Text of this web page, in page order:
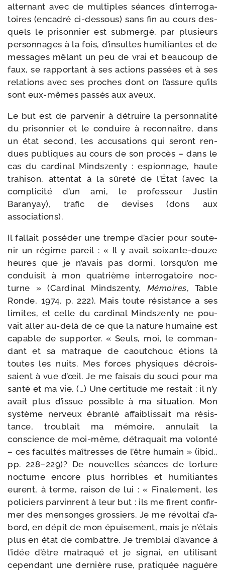
alter­nant avec de mul­tiples séances d’in­ter­ro­ga­
toires (enca­dré ci-​dessous) sans fin au cours des­
quels le pri­son­nier est sub­mer­gé, par plu­sieurs
per­son­nages à la fois, d’in­sultes humi­liantes et de
mes­sages mêlant un peu de vrai et beau­coup de
faux, se rap­por­tant à ses actions pas­sées et à ses
rela­tions avec ses proches dont on l’as­sure qu’ils
sont eux-​mêmes pas­sés aux aveux.
Le but est de par­ve­nir à détruire la per­son­na­li­té
du pri­son­nier et le conduire à recon­naître, dans
un état second, les accu­sa­tions qui seront ren­
dues publiques au cours de son pro­cès – dans le
cas du car­di­nal Mindszenty : espion­nage, haute
tra­hi­son, atten­tat à la sûre­té de l’État (avec la
com­pli­ci­té d’un ami, le pro­fes­seur Justin
Baranyay), tra­fic de devises (dons aux
associations).
Il fal­lait pos­sé­der une trempe d’a­cier pour sou­te­
nir un régime pareil : « Il y avait soixante-​douze
heures que je n’a­vais pas dor­mi, lors­qu’on me
condui­sit à mon qua­trième inter­ro­ga­toire noc­
turne » (Cardinal Mindszenty, Mémoires, Table
Ronde, 1974, p. 222). Mais toute résis­tance a ses
limites, et celle du car­di­nal Mindszenty ne pou­
vait aller au-​delà de ce que la nature humaine est
capable de sup­por­ter. « Seuls, moi, le com­man­
dant et sa matraque de caou­tchouc étions là
toutes les nuits. Mes forces phy­siques décrois­
saient à vue d’œil. Je me fai­sais du sou­ci pour ma
san­té et ma vie. (…) Une cer­ti­tude me res­tait : il n’y
avait plus d’is­sue pos­sible à ma situa­tion. Mon
sys­tème ner­veux ébran­lé affai­blis­sait ma résis­
tance, trou­blait ma mémoire, annu­lait la
conscience de moi-​même, détra­quait ma volon­té
– ces facul­tés maî­tresses de l’être humain » (ibid.,
pp. 228–229)? De nou­velles séances de tor­ture
noc­turne encore plus hor­ribles et humi­liantes
eurent, à terme, rai­son de lui : « Finalement, les
poli­ciers par­vinrent à leur but : ils me firent confir­
mer des men­songes gros­siers. Je me révol­tai d’a­
bord, en dépit de mon épui­se­ment, mais je n’é­tais
plus en état de com­battre. Je trem­blai d’a­vance à
l’i­dée d’être matra­qué et je signai, en uti­li­sant
cepen­dant une der­nière ruse, pra­ti­quée naguère